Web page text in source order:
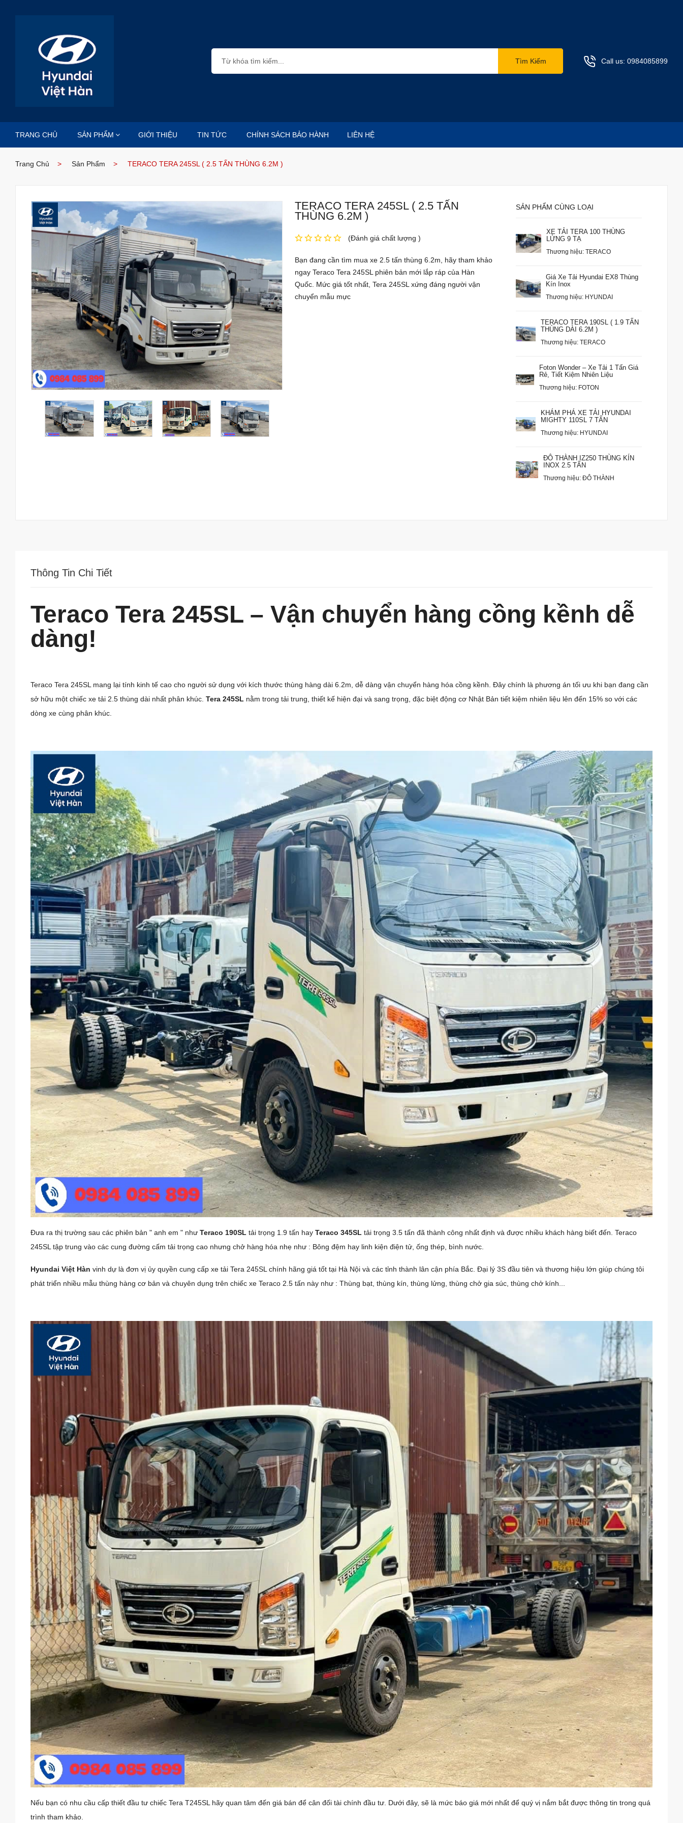
Tìm Kiếm Call us: 0984085899
TRANG CHỦ SẢN PHẨM GIỚI THIỆU TIN TỨC CHÍNH SÁCH BẢO HÀNH LIÊN HỆ
Trang Chủ Sản Phẩm TERACO TERA 245SL ( 2.5 TẤN THÙNG 6.2M )
TERACO TERA 245SL ( 2.5 TẤN
THÙNG 6.2M )
(Đánh giá chất lượng )
Bạn đang cần tìm mua xe 2.5 tấn thùng 6.2m, hãy tham khảo
ngay Teraco Tera 245SL phiên bản mới lắp ráp của Hàn
Quốc. Mức giá tốt nhất, Tera 245SL xứng đáng người vận
chuyển mẫu mực
SẢN PHẨM CÙNG LOẠI
XE TẢI TERA 100 THÙNG
LỬNG 9 TẠ
Thương hiệu: TERACO
Giá Xe Tải Hyundai EX8 Thùng
Kín Inox
Thương hiệu: HYUNDAI
TERACO TERA 190SL ( 1.9 TẤN
THÙNG DÀI 6.2M )
Thương hiệu: TERACO
Foton Wonder – Xe Tải 1 Tấn Giá
Rẻ, Tiết Kiệm Nhiên Liệu
Thương hiệu: FOTON
KHÁM PHÁ XE TẢI HYUNDAI
MIGHTY 110SL 7 TẤN
Thương hiệu: HYUNDAI
ĐÔ THÀNH IZ250 THÙNG KÍN
INOX 2.5 TẤN
Thương hiệu: ĐÔ THÀNH
Thông Tin Chi Tiết
Teraco Tera 245SL – Vận chuyển hàng cồng kềnh dễ
dàng!
Teraco Tera 245SL mang lại tính kinh tế cao cho người sử dụng với kích thước thùng hàng dài 6.2m, dễ dàng vận chuyển hàng hóa cồng kềnh. Đây chính là phương án tối ưu khi bạn đang cần
sở hữu một chiếc xe tải 2.5 thùng dài nhất phân khúc. Tera 245SL nằm trong tải trung, thiết kế hiện đại và sang trọng, đặc biệt động cơ Nhật Bản tiết kiệm nhiên liệu lên đến 15% so với các
dòng xe cùng phân khúc.
Đưa ra thị trường sau các phiên bản " anh em " như Teraco 190SL tải trọng 1.9 tấn hay Teraco 345SL tải trọng 3.5 tấn đã thành công nhất định và được nhiều khách hàng biết đến. Teraco
245SL tập trung vào các cung đường cấm tải trọng cao nhưng chở hàng hóa nhẹ như : Bông đệm hay linh kiện điện tử, ống thép, bình nước.
Hyundai Việt Hàn vinh dự là đơn vị ủy quyền cung cấp xe tải Tera 245SL chính hãng giá tốt tại Hà Nội và các tỉnh thành lân cận phía Bắc. Đại lý 3S đầu tiên và thương hiệu lớn giúp chúng tôi
phát triển nhiều mẫu thùng hàng cơ bản và chuyên dụng trên chiếc xe Teraco 2.5 tấn này như : Thùng bạt, thùng kín, thùng lửng, thùng chở gia súc, thùng chở kính...
Nếu bạn có nhu cầu cấp thiết đầu tư chiếc Tera T245SL hãy quan tâm đến giá bán để cân đối tài chính đầu tư. Dưới đây, sẽ là mức báo giá mới nhất để quý vị nắm bắt được thông tin trong quá
trình tham khảo.